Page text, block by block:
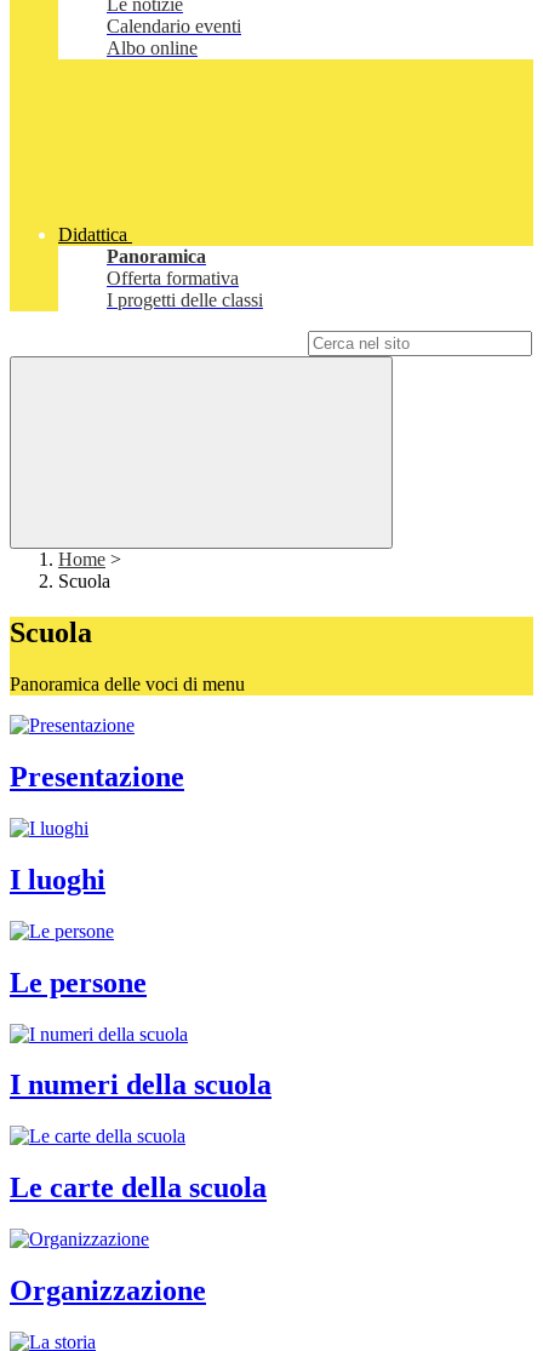
Le notizie
Calendario eventi
Albo online
Didattica
Panoramica
Offerta formativa
I progetti delle classi
Home >
Scuola
Scuola
Panoramica delle voci di menu
Presentazione
I luoghi
Le persone
I numeri della scuola
Le carte della scuola
Organizzazione